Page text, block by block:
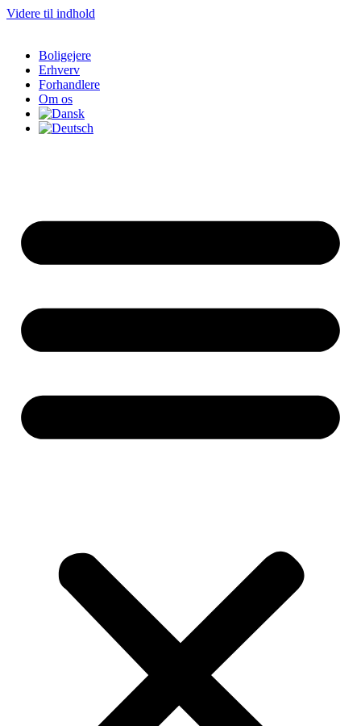
Videre til indhold
Boligejere
Erhverv
Forhandlere
Om os